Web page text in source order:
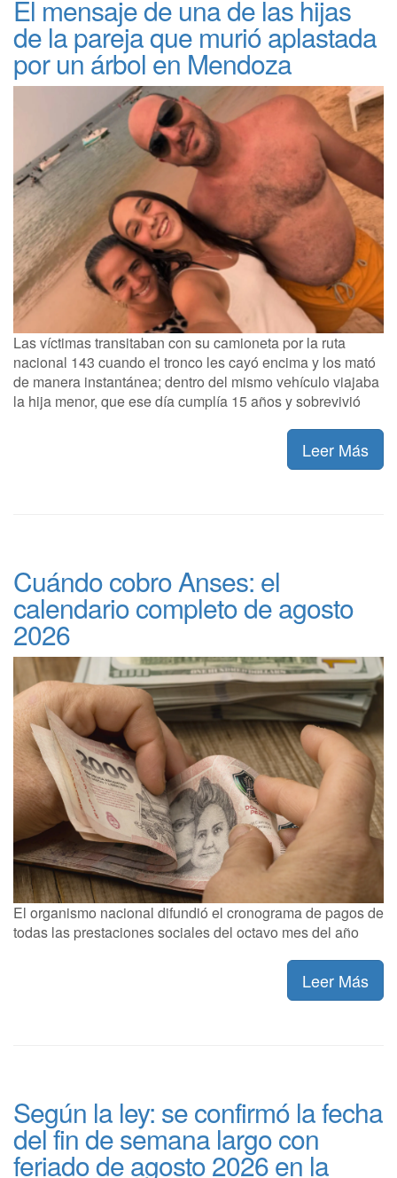
El mensaje de una de las hijas
de la pareja que murió aplastada
por un árbol en Mendoza
Las víctimas transitaban con su camioneta por la ruta
nacional 143 cuando el tronco les cayó encima y los mató
de manera instantánea; dentro del mismo vehículo viajaba
la hija menor, que ese día cumplía 15 años y sobrevivió
Leer Más
Cuándo cobro Anses: el
calendario completo de agosto
2026
El organismo nacional difundió el cronograma de pagos de
todas las prestaciones sociales del octavo mes del año
Leer Más
Según la ley: se confirmó la fecha
del fin de semana largo con
feriado de agosto 2026 en la